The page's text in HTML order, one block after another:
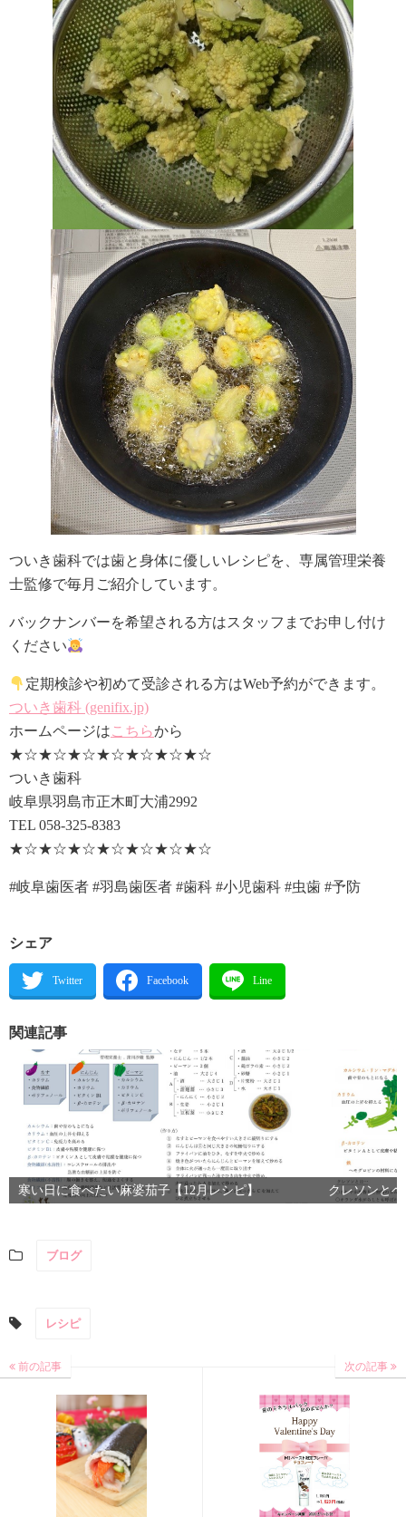
ついき歯科では歯と身体に優しいレシピを、専属管理栄養
士監修で毎月ご紹介しています。
バックナンバーを希望される方はスタッフまでお申し付け
ください
定期検診や初めて受診される方はWeb予約ができます。
ついき歯科 (genifix.jp)
ホームページはこちらから
★☆★☆★☆★☆★☆★☆★☆
ついき歯科
岐阜県羽島市正木町大浦2992
TEL 058-325-8383
★☆★☆★☆★☆★☆★☆★☆
#岐阜歯医者 #羽島歯医者 #歯科 #小児歯科 #虫歯 #予防
シェア
関連記事
寒い日に食べたい麻婆茄子【12月レシピ】 クレソンと
ブログ
レシピ
前の記事 次の記事